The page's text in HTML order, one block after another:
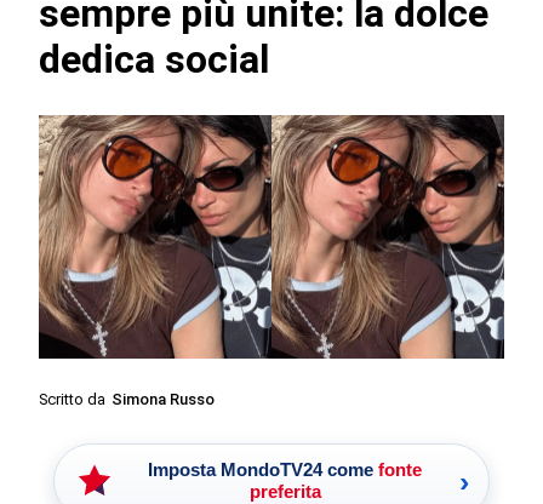
sempre più unite: la dolce
dedica social
Scritto da Simona Russo
Imposta MondoTV24 come fonte
preferita
›